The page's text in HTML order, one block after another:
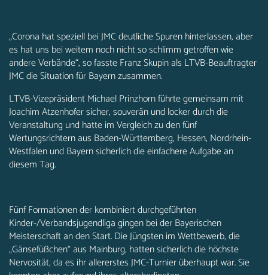
„Corona hat speziell bei JMC deutliche Spuren hinterlassen, aber
es hat uns bei weitem noch nicht so schlimm getroffen wie
andere Verbände“, so fasste Franz Skupin als LTVB-Beauftragter
JMC die Situation für Bayern zusammen.
LTVB-Vizepräsident Michael Prinzhorn führte gemeinsam mit
Joachim Atzenhofer sicher, souverän und locker durch die
Veranstaltung und hatte im Vergleich zu den fünf
Wertungsrichtern aus Baden-Württemberg, Hessen, Nordrhein-
Westfalen und Bayern sicherlich die einfachere Aufgabe an
diesem Tag.
Fünf Formationen der kombiniert durchgeführten
Kinder-/Verbandsjugendliga gingen bei der Bayerischen
Meisterschaft an den Start. Die Jüngsten im Wettbewerb, die
„Gänsefüßchen“ aus Mainburg, hatten sicherlich die höchste
Nervosität, da es ihr allererstes JMC-Turnier überhaupt war. Sie